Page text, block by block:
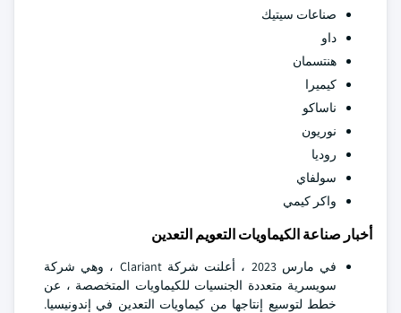
صناعات سيتيك
داو
هنتسمان
كيميرا
ناساكو
نوريون
روديا
سولفاي
واكر كيمي
أخبار صناعة الكيماويات التعويم التعدين
في مارس 2023 ، أعلنت شركة Clariant ، وهي شركة
سويسرية متعددة الجنسيات للكيماويات المتخصصة ، عن
خطط لتوسيع إنتاجها من كيماويات التعدين في إندونيسيا.